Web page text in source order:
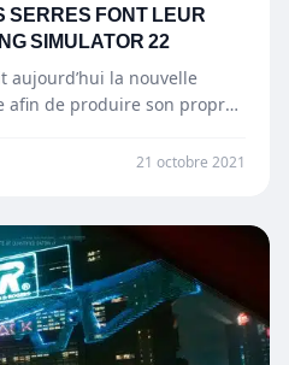
SERRES FONT LEUR
SIMULATOR 22
aujourd’hui la nouvelle
afin de produire son propre
21 octobre 2021